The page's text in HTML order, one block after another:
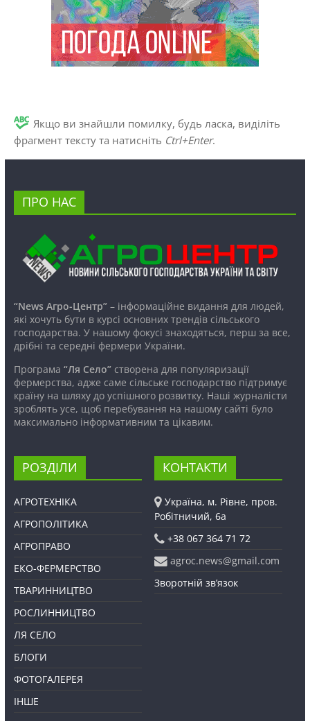
Якщо ви знайшли помилку, будь ласка, виділіть
фрагмент тексту та натисніть Ctrl+Enter.
ПРО НАС
“News Агро-Центр”– інформаційне видання для людей,
які хочуть бути в курсі основних трендів сільського
господарства. У нашому фокусі знаходяться, перш за все,
дрібні та середні фермери України.
Програма “Ля Село”створена для популяризації
фермерства, адже саме сільське господарство підтримує
країну на шляху до успішного розвитку. Наші журналісти
зроблять усе, щоб перебування на нашому сайті було
максимально інформативним та цікавим.
РОЗДІЛИ
АГРОТЕХНІКА
АГРОПОЛІТИКА
АГРОПРАВО
ЕКО-ФЕРМЕРСТВО
ТВАРИННИЦТВО
РОСЛИННИЦТВО
ЛЯ СЕЛО
БЛОГИ
ФОТОГАЛЕРЕЯ
ІНШЕ
КОНТАКТИ
Україна, м. Рівне, пров.
Робітничий, 6а
+38 067 364 71 72
agroc.news@gmail.com
Зворотній зв’язок